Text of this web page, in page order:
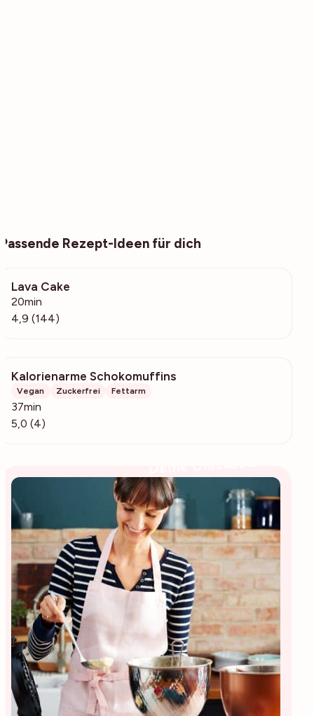
Passende Rezept-Ideen für dich
Lava Cake
20min
4,9 (144)
Kalorienarme Schokomuffins
Vegan Zuckerfrei Fettarm
37min
5,0 (4)